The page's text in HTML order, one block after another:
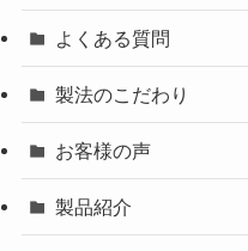
よくある質問
製法のこだわり
お客様の声
製品紹介